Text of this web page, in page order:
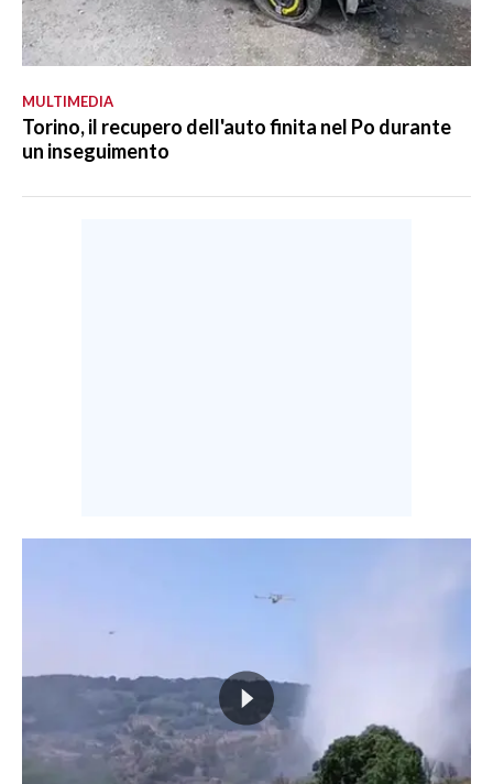
MULTIMEDIA
Torino, il recupero dell'auto finita nel Po durante
un inseguimento